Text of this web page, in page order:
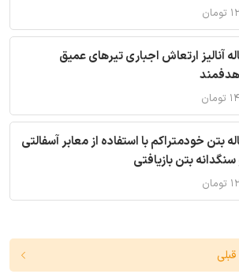
آنالیز ارتعاش اجباری تیرهای عمیق
بتن خودمتراکم با استفاده از معابر آسفالتی
سنگدانه بتن بازیافتی